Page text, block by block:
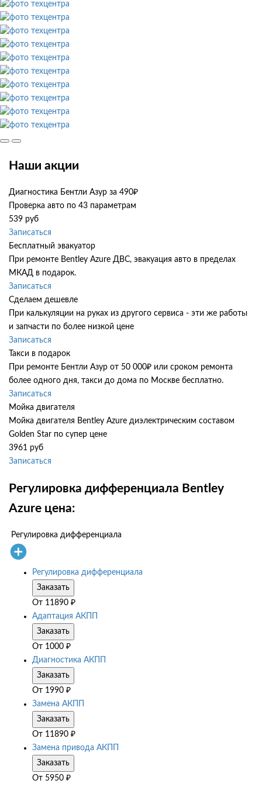
Наши акции
Диагностика Бентли Азур за 490₽
Проверка авто по 43 параметрам
539 руб
Записаться
Бесплатный эвакуатор
При ремонте Bentley Azure ДВС, эвакуация авто в пределах
МКАД в подарок.
Записаться
Сделаем дешевле
При калькуляции на руках из другого сервиса - эти же работы
и запчасти по более низкой цене
Записаться
Такси в подарок
При ремонте Бентли Азур от 50 000₽ или сроком ремонта
более одного дня, такси до дома по Москве бесплатно.
Записаться
Мойка двигателя
Мойка двигателя Bentley Azure диэлектрическим составом
Golden Star по супер цене
3961 руб
Записаться
Регулировка дифференциала Bentley
Azure цена:
Регулировка дифференциала
Регулировка дифференциала
Заказать
От 11890 ₽
Адаптация АКПП
Заказать
От 1000 ₽
Диагностика АКПП
Заказать
От 1990 ₽
Замена АКПП
Заказать
От 11890 ₽
Замена привода АКПП
Заказать
От 5950 ₽